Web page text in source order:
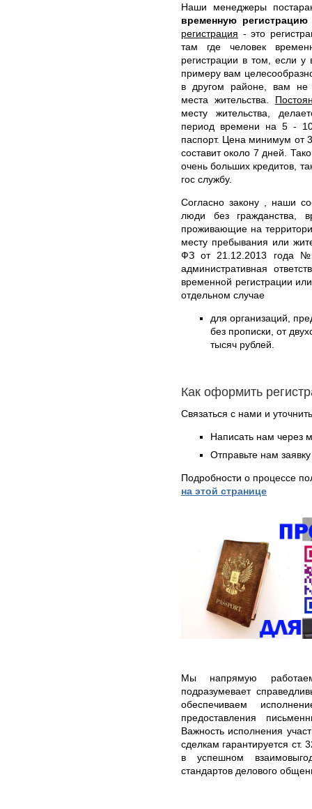
Наши менеджеры
временную
регистрация - это
там где человек
регистрации в том, если у
примеру вам
в другом районе, вам не
места жительства.
месту жительства,
период времени на 5 -
паспорт. Цена минимум от
составит около 7 дней.
очень больших кредитов,
гос службу.
Согласно закону , наши
люди без гражданства,
проживающие на
месту пребывания или
ФЗ от 21.12.2013 года №
административная
временной регистрации
отдельном случае
для организаций,
без прописки, от
тысяч рублей.
Как оформить
Связаться с нами и
Написать нам через
Отправьте нам
Подробности о процессе
на этой странице
Мы напрямую
подразумевает
обеспечиваем
предоставления
Важность исполнения
сделкам гарантируется ст.
в успешном
стандартов делового